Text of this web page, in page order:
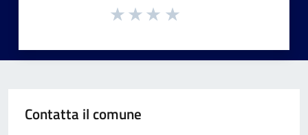
Contatta il comune